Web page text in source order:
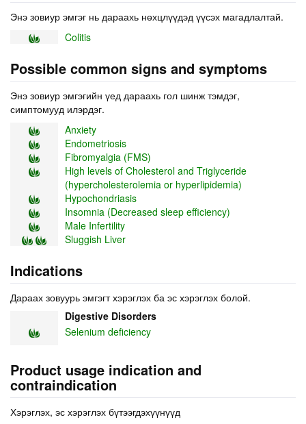
Энэ зовиур эмгэг нь дараахь нөхцлүүдэд үүсэх магадлалтай.
Colitis
Possible common signs and symptoms
Энэ зовиур эмгэгийн үед дараахь гол шинж тэмдэг,
симптомууд илэрдэг.
Anxiety
Endometriosis
Fibromyalgia (FMS)
High levels of Cholesterol and Triglyceride
(hypercholesterolemia or hyperlipidemia)
Hypochondriasis
Insomnia (Decreased sleep efficiency)
Male Infertility
Sluggish Liver
Indications
Дараах зовуурь эмгэгт хэрэглэх ба эс хэрэглэх болой.
Digestive Disorders
Selenium deficiency
Product usage indication and
contraindication
Хэрэглэх, эс хэрэглэх бүтээгдэхүүнүүд